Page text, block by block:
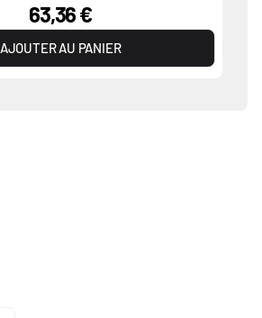
63,36 €
AJOUTER AU PANIER